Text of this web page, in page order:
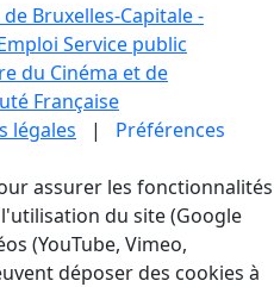
Bruxelles-Capitale -
Service public
du Cinéma et de
Française
légales | Préférences
assurer les fonctionnalités
du site (Google
(YouTube, Vimeo,
déposer des cookies à